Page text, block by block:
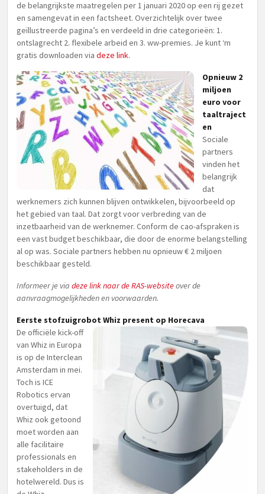
de belangrijkste maatregelen per 1 januari 2020 op een rij gezet
en samengevat in een factsheet. Overzichtelijk over twee
geïllustreerde pagina’s en verdeeld in drie categorieën: 1.
ontslagrecht 2. flexibele arbeid en 3. ww-premies. Je kunt ‘m
gratis downloaden via deze link.
Opnieuw 2
miljoen
euro voor
taaltraject
en
Sociale
partners
vinden het
belangrijk
dat
werknemers zich kunnen blijven ontwikkelen, bijvoorbeeld op
het gebied van taal. Dat zorgt voor verbreding van de
inzetbaarheid van de werknemer. Conform de cao-afspraken is
een vast budget beschikbaar, die door de enorme belangstelling
al op was. Sociale partners hebben nu opnieuw € 2 miljoen
beschikbaar gesteld.
Informeer je via deze link naar de RAS-websiteover de
aanvraagmogelijkheden en voorwaarden.
Eerste stofzuigrobot Whiz present op Horecava
De officiële kick-off
van Whiz in Europa
is op de Interclean
Amsterdam in mei.
Toch is ICE
Robotics ervan
overtuigd, dat
Whiz ook getoond
moet worden aan
alle facilitaire
professionals en
stakeholders in de
hotelwereld. Dus is